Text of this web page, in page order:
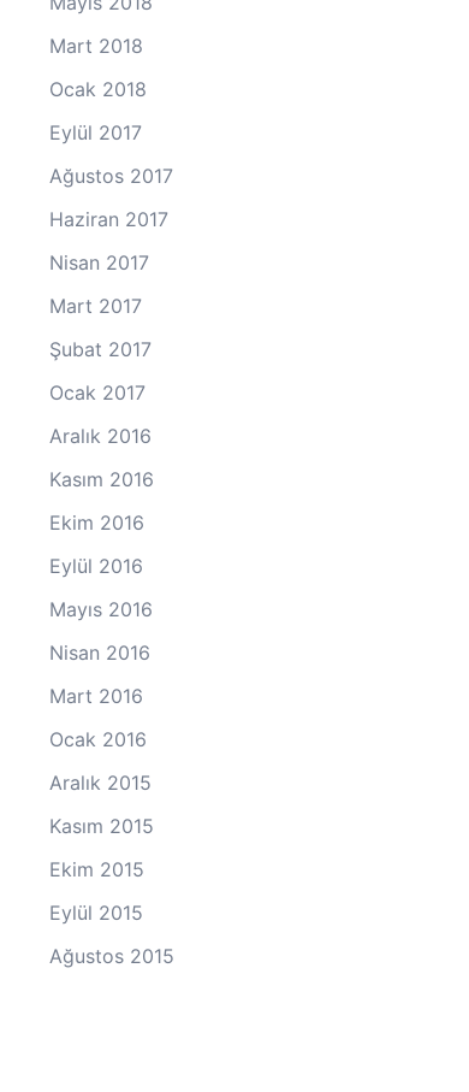
Mart 2018
Ocak 2018
Eylül 2017
Ağustos 2017
Haziran 2017
Nisan 2017
Mart 2017
Şubat 2017
Ocak 2017
Aralık 2016
Kasım 2016
Ekim 2016
Eylül 2016
Mayıs 2016
Nisan 2016
Mart 2016
Ocak 2016
Aralık 2015
Kasım 2015
Ekim 2015
Eylül 2015
Ağustos 2015